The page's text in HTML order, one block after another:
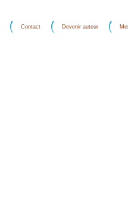
Contact Devenir auteur